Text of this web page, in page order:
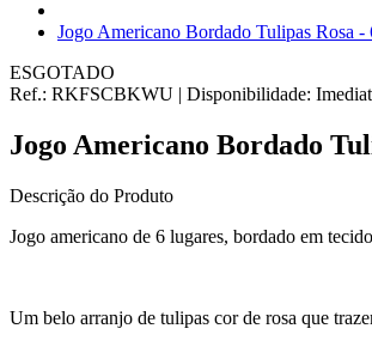
Jogo Americano Bordado Tulipas Rosa -
ESGOTADO
Ref.: RKFSCBKWU | Disponibilidade:
Jogo Americano Bordado
Descrição do Produto
Jogo americano de 6 lugares, bordado em
Um belo arranjo de tulipas cor de rosa que